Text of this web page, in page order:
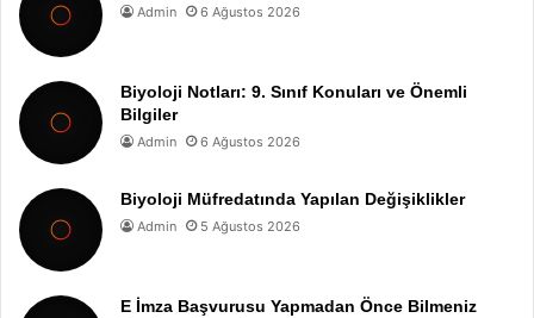
Admin 6 Ağustos 2026
Biyoloji Notları: 9. Sınıf Konuları ve Önemli
Bilgiler
Admin 6 Ağustos 2026
Biyoloji Müfredatında Yapılan Değişiklikler
Admin 5 Ağustos 2026
E İmza Başvurusu Yapmadan Önce Bilmeniz